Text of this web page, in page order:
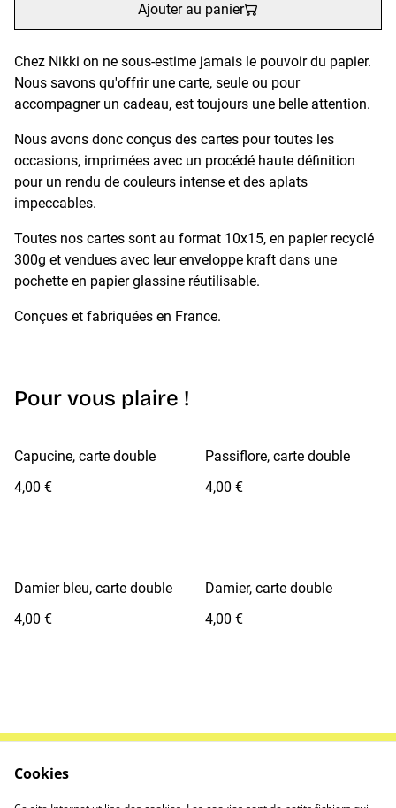
Ajouter au panier
Chez Nikki on ne sous-estime jamais le pouvoir du papier.
Nous savons qu'offrir une carte, seule ou pour
accompagner un cadeau, est toujours une belle attention.
Nous avons donc conçus des cartes pour toutes les
occasions, imprimées avec un procédé haute définition
pour un rendu de couleurs intense et des aplats
impeccables.
Toutes nos cartes sont au format 10x15, en papier recyclé
300g et vendues avec leur enveloppe kraft dans une
pochette en papier glassine réutilisable.
Conçues et fabriquées en France.
Pour vous plaire !
Capucine, carte double
4,00 €
Passiflore, carte double
4,00 €
Damier bleu, carte double
4,00 €
Damier, carte double
4,00 €
Politique de
Politique de cookies
Cookies